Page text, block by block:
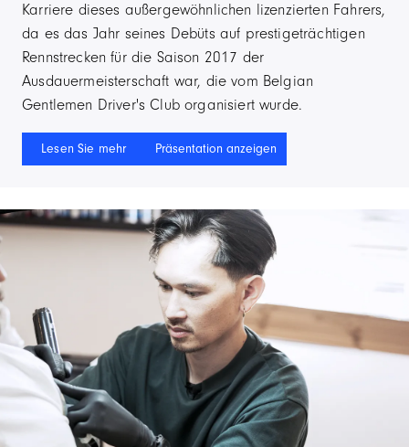
Karriere dieses außergewöhnlichen lizenzierten Fahrers,
da es das Jahr seines Debüts auf prestigeträchtigen
Rennstrecken für die Saison 2017 der
Ausdauermeisterschaft war, die vom Belgian
Gentlemen Driver's Club organisiert wurde.
Lesen Sie mehr Präsentation anzeigen